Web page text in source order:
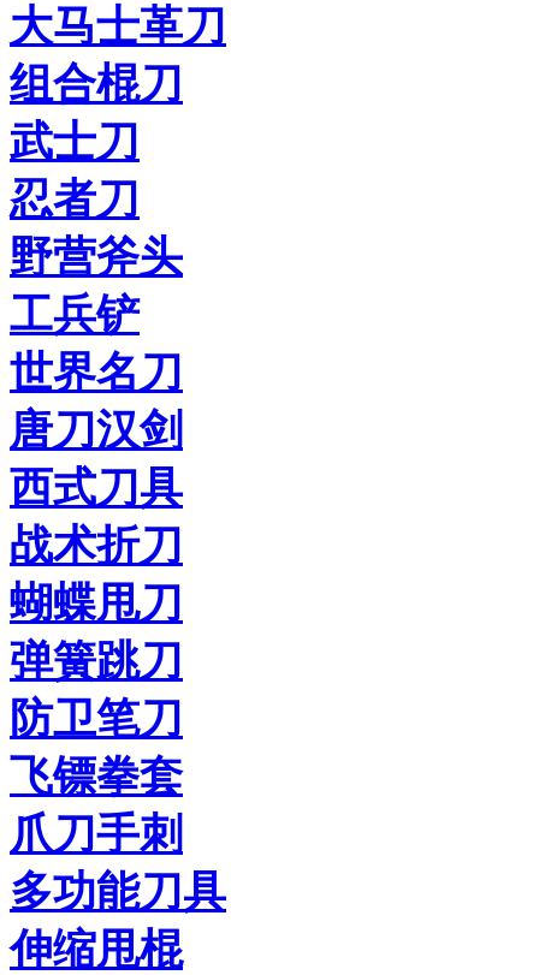
大马士革刀
组合棍刀
武士刀
忍者刀
野营斧头
工兵铲
世界名刀
唐刀汉剑
西式刀具
战术折刀
蝴蝶甩刀
弹簧跳刀
防卫笔刀
飞镖拳套
爪刀手刺
多功能刀具
伸缩甩棍